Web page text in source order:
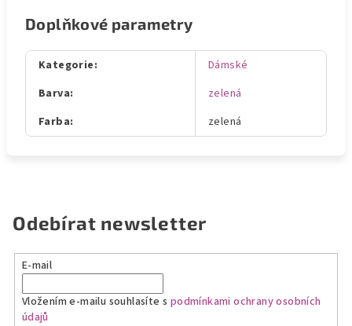
Doplňkové parametry
Kategorie:
Dámské
Barva:
zelená
Farba: zelená
Odebírat newsletter
E-mail
Vložením e-mailu souhlasíte s podmínkami ochrany osobních
údajů